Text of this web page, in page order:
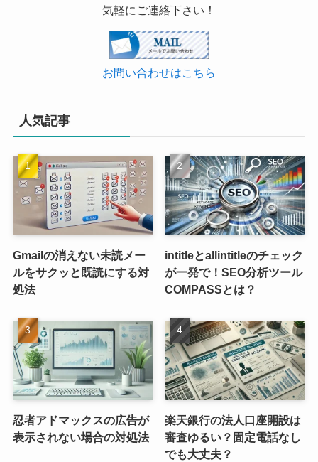
気軽にご連絡下さい！
お問い合わせはこちら
人気記事
Gmailの消えない未読メー
ルをサクッと既読にする対
処法
intitleとallintitleのチェック
が一発で！SEO分析ツール
COMPASSとは？
忍者アドマックスの広告が
表示されない場合の対処法
楽天銀行の法人口座開設は
審査ゆるい？固定電話なし
でも大丈夫？